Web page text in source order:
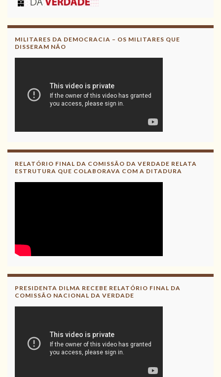
MILITARES DA DEMOCRACIA – OS MILITARES QUE
DISSERAM NÃO
RELATÓRIO FINAL DA COMISSÃO DA VERDADE RELATA
ESTRUTURA QUE COLABORAVA COM A DITADURA
PRESIDENTA DILMA RECEBE RELATÓRIO FINAL DA
COMISSÃO NACIONAL DA VERDADE